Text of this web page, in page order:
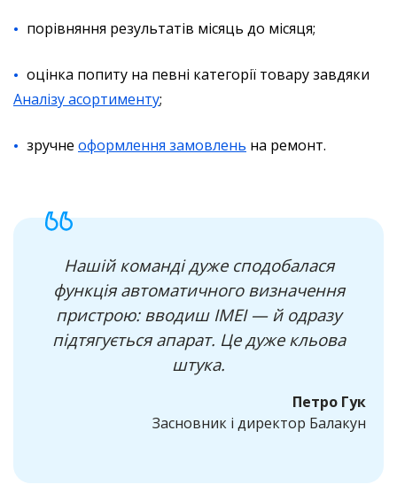
порівняння результатів місяць до місяця;
оцінка попиту на певні категорії товару завдяки
Аналізу асортименту;
зручне оформлення замовлень на ремонт.
Нашій команді дуже сподобалася
функція автоматичного визначення
пристрою: вводиш IMEI — й одразу
підтягується апарат. Це дуже кльова
штука.
Петро Гук
Засновник і директор Балакун